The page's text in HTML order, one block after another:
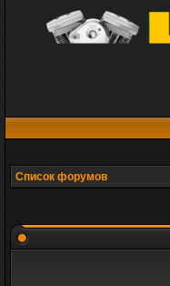
Список форумов